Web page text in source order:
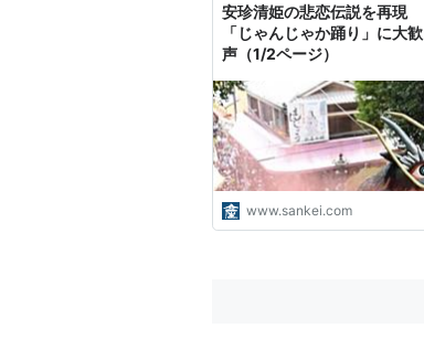
安珍清姫の悲恋伝説を再現
「じゃんじゃか踊り」に大歓
声（1/2ページ）
www.sankei.com